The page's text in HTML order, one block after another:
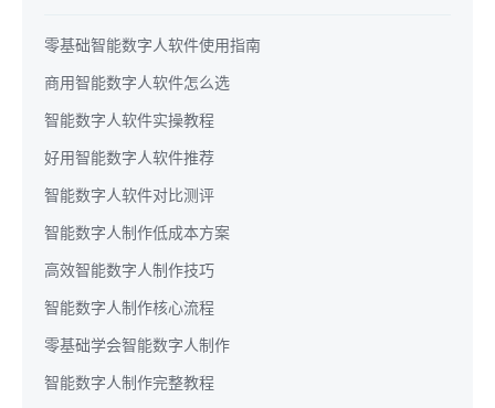
零基础智能数字人软件使用指南
商用智能数字人软件怎么选
智能数字人软件实操教程
好用智能数字人软件推荐
智能数字人软件对比测评
智能数字人制作低成本方案
高效智能数字人制作技巧
智能数字人制作核心流程
零基础学会智能数字人制作
智能数字人制作完整教程